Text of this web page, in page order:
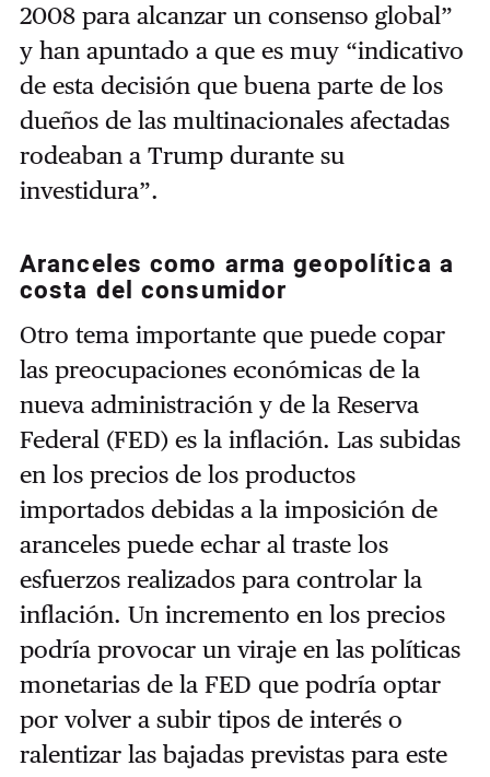
2008 para alcanzar un consenso global”
y han apuntado a que es muy “indicativo
de esta decisión que buena parte de los
dueños de las multinacionales afectadas
rodeaban a Trump durante su
investidura”.
Aranceles como arma geopolítica a
costa del consumidor
Otro tema importante que puede copar
las preocupaciones económicas de la
nueva administración y de la Reserva
Federal (FED) es la inflación. Las subidas
en los precios de los productos
importados debidas a la imposición de
aranceles puede echar al traste los
esfuerzos realizados para controlar la
inflación. Un incremento en los precios
podría provocar un viraje en las políticas
monetarias de la FED que podría optar
por volver a subir tipos de interés o
ralentizar las bajadas previstas para este